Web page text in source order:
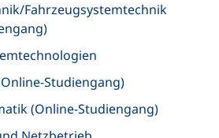
Fahrzeugsystemtechnik
Studiengang)
(Online-Studiengang)